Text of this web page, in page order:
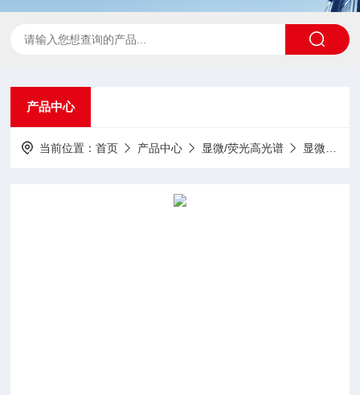
产品中心
当前位置：首页 产品中心 显微/荧光高光谱 显微高光谱系统